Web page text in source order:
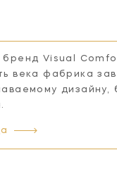
бренд Visual
века фабрика